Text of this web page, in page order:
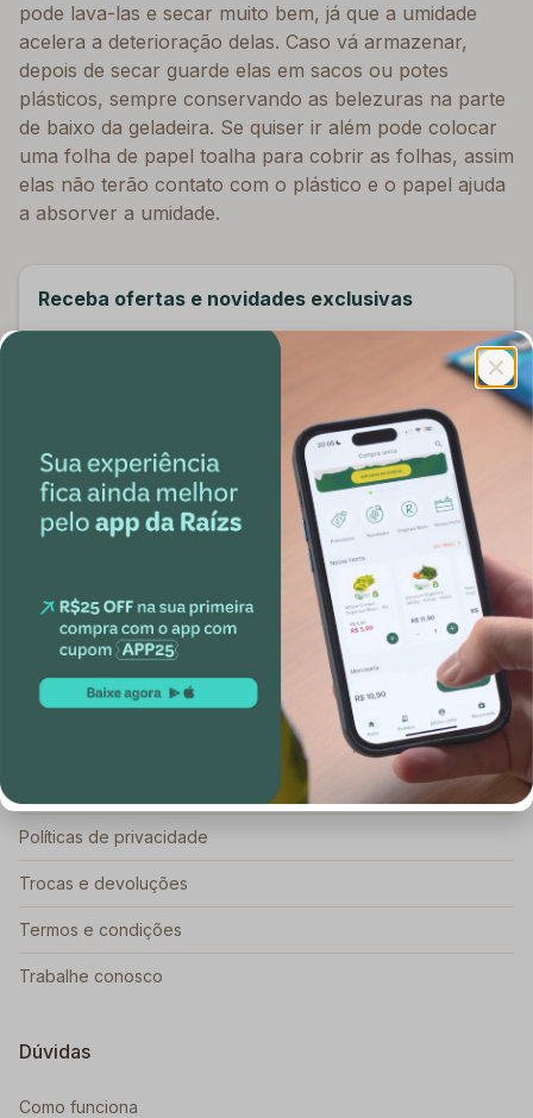
pode lava-las e secar muito bem, já que a umidade
acelera a deterioração delas. Caso vá armazenar,
depois de secar guarde elas em sacos ou potes
plásticos, sempre conservando as belezuras na parte
de baixo da geladeira. Se quiser ir além pode colocar
uma folha de papel toalha para cobrir as folhas, assim
elas não terão contato com o plástico e o papel ajuda
a absorver a umidade.
Receba ofertas e novidades exclusivas
Broto, deixa seu email aqui que a gente te conta
E-mail
Confirmar
Institucional
Políticas de privacidade
Trocas e devoluções
Termos e condições
Trabalhe conosco
Dúvidas
Como funciona